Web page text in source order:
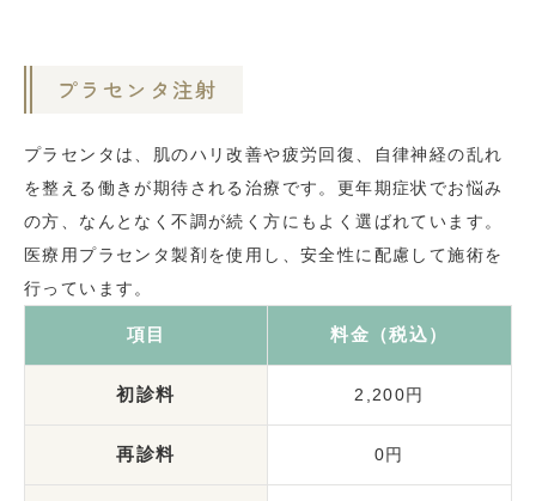
プラセンタ注射
プラセンタは、肌のハリ改善や疲労回復、自律神経の乱れ
を整える働きが期待される治療です。更年期症状でお悩み
の方、なんとなく不調が続く方にもよく選ばれています。
医療用プラセンタ製剤を使用し、安全性に配慮して施術を
行っています。
項目 料金（税込）
初診料 2,200円
再診料 0円